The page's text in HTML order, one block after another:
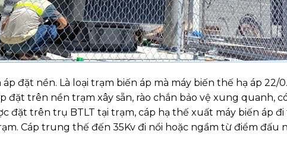
đặt nền. Là loại trạm biến áp mà máy biến thế hạ áp 22/
trên nền trạm xây sẵn, rào chắn bảo vệ xung quanh,
đặt trên trụ BTLT tại trạm, cáp hạ thế xuất máy biến áp
Cáp trung thế đến 35Kv đi nổi hoặc ngầm từ điểm